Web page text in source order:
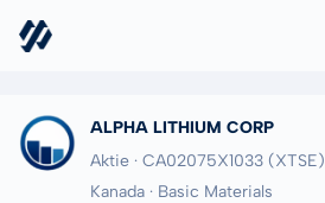
ALPHA LITHIUM CORP
Aktie · CA02075X1033 (XTSE)
Kanada · Basic Materials